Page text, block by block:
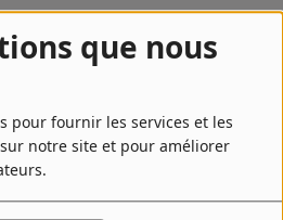
que nous
pour fournir les services et les
notre site et pour améliorer